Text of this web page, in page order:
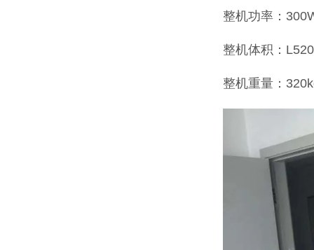
整机功率：
整机体积：
整机重量：